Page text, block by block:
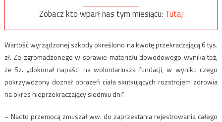
Zobacz kto wparł nas tym miesiącu: Tutaj
Wartość wyrządzonej szkody określono na kwotę przekraczającą 6 tys.
zł. Ze zgromadzonego w sprawie materiału dowodowego wynika też,
że Sz. „dokonał napaści na wolontariusza fundacji, w wyniku czego
pokrzywdzony doznał obrażeń ciała skutkujących rozstrojem zdrowia
na okres nieprzekraczający siedmiu dni”.
– Nadto przemocą zmuszał ww. do zaprzestania rejestrowania całego